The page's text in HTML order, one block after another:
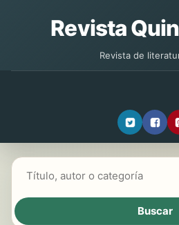
Revista
Revista de